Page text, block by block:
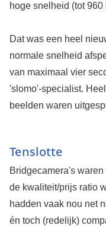
hoge snelheid (tot
Dat was een heel
normale snelheid
van maximaal vier
'slomo'-specialist.
beelden waren
Tenslotte
Bridgecamera's
de kwaliteit/prijs ratio
hadden vaak nou net
én toch (redelijk)